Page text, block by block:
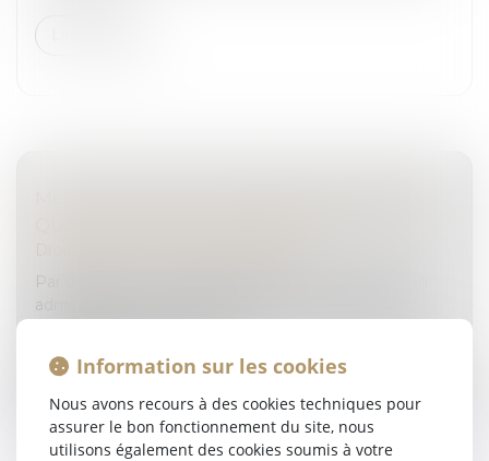
Droit pénal
Par définition, l’amende douanière est une sanction
administrative ou pénale relative à la commission
Lire la suite
Information sur les cookies
Nous avons recours à des cookies techniques pour
assurer le bon fonctionnement du site, nous
utilisons également des cookies soumis à votre